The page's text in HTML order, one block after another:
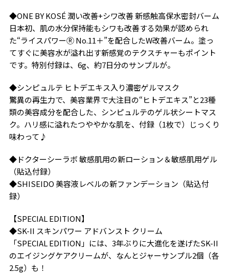
◆ONE BY KOSÉ 潤い改善+シワ改善 新感触高保水密封バーム
日本初、肌の水分保持能もシワも改善する効果が認められ
た“ライスパワーⓇ No.11＋”を配合したW改善バーム。塗っ
てすぐに美容水が溢れ出す新感覚のテクスチャーもポイント
です。特別付録は、6g、約7日分のサンプルが。
◆シンピュルテ ヒトデエキス入り濃密ゲルマスク
驚異の再生力で、美容業界で大注目の“ヒトデエキス”と23種
類の美容成分を配合した、シンピュルテのゲル状シートマス
ク。ハリ感に溢れたつややかな肌を、付録（1枚で）じっくり
味わって♪
◆ドクターシーラボ 敏感肌用の新ローション＆敏感肌用ゲル
（貼込付録）
◆SHISEIDO 美容液レベルの新ファンデーション（貼込付
録）
【SPECIAL EDITION】
◆SK-II スキンパワー アドバンスト クリーム
「SPECIAL EDITION」には、3年ぶりに大進化を遂げたSK-II
のエイジングケアクリームが、なんとジャーサンプル2個（各
2.5g）も！